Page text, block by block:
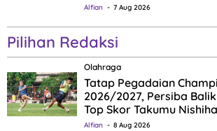
Alfian 7 Aug 2026
Pilihan Redaksi
Olahraga
Tatap Pegadaian
2026/2027, Persiba
Top Skor Takumu
Alfian 8 Aug 2026